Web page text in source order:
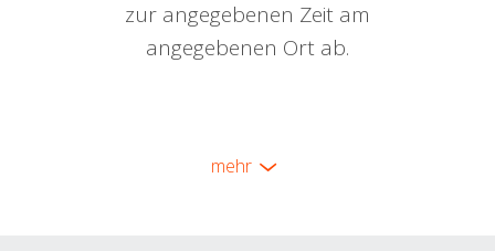
zur angegebenen Zeit am
angegebenen Ort ab.
mehr